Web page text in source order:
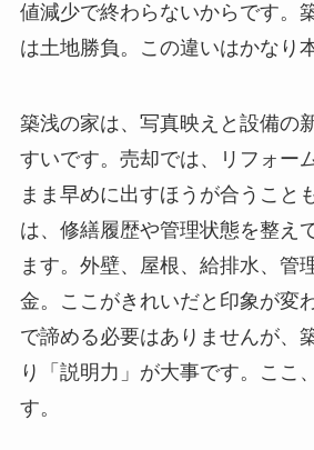
値減少で終わらないからです。
は土地勝負。この違いはかなり
築浅の家は、写真映えと設備の
すいです。売却では、リフォー
まま早めに出すほうが合うこと
は、修繕履歴や管理状態を整え
ます。外壁、屋根、給排水、管
金。ここがきれいだと印象が変
で諦める必要はありませんが、
り「説明力」が大事です。ここ
す。